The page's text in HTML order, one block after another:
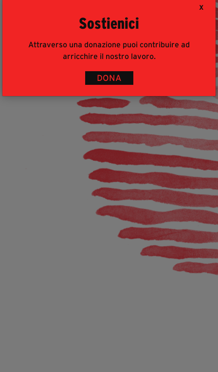
X
Sostienici
Attraverso una donazione puoi contribuire ad
arricchire il nostro lavoro.
DONA